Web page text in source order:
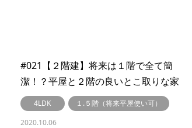
#021【２階建】将来は１階で全て簡
潔！？平屋と２階の良いとこ取りな家
【LibWork～リブワーク～】
4LDK
１.５階（将来平屋使い可）
2020.10.06